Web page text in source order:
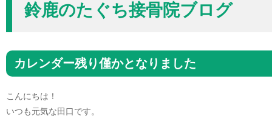
鈴鹿のたぐち接骨院ブログ
カレンダー残り僅かとなりました
こんにちは！
いつも元気な田口です。